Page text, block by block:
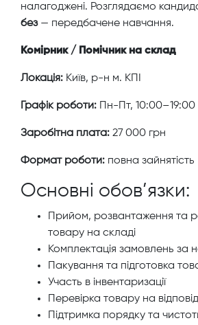
налагоджені. Розглядаємо
без— передбачене навчання.
Комірник / Помічник на склад
Локація: Київ, р-н м. КПІ
Графік роботи: Пн-Пт, 10:00–19:00
Заробітна плата: 27 000 грн
Формат роботи: повна зайнятість
Основні обов’язки:
Прийом, розвантаження та
товару на складі
Комплектація замовлень за
Пакування та підготовка
Участь в інвентаризації
Перевірка товару на
Підтримка порядку та